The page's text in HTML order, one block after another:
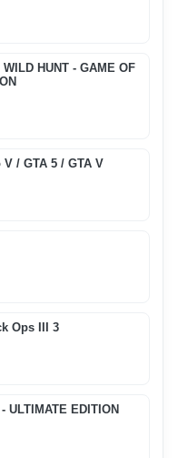
HUNT - GAME OF
/ GTA 5 / GTA V
Ops III 3
ULTIMATE EDITION